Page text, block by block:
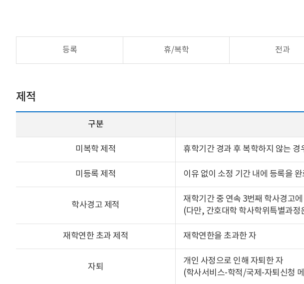
등록 휴/복학 전과
제적
구분
미복학 제적 휴학기간 경과 후 복학하지 않는 경
미등록 제적 이유 없이 소정 기간 내에 등록을
학사경고 제적
재학기간 중 연속 3번째 학사경고
(다만, 간호대학 학사학위특별과
재학연한 초과 제적 재학연한을 초과한 자
자퇴
개인 사정으로 인해 자퇴한 자
(학사서비스-학적/국제-자퇴신청